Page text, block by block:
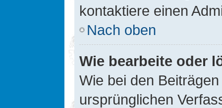
kontaktiere einen
Nach oben
Wie bearbeite oder
Wie bei den
ursprünglichen